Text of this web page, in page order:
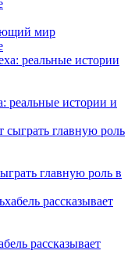
мир
реальные истории и
главную роль в
рассказывает